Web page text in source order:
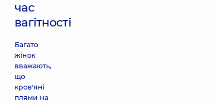
час
вагітності
Багато
жінок
вважають,
що
кров'яні
плями на